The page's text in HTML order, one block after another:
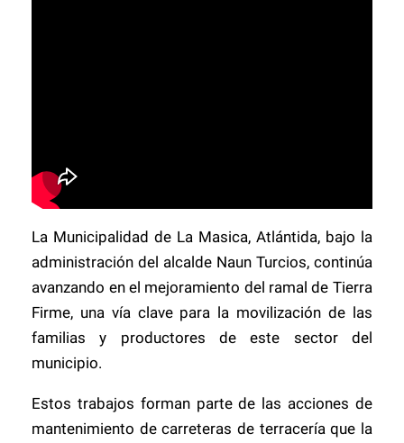
La Municipalidad de La Masica, Atlántida, bajo la
administración del alcalde Naun Turcios, continúa
avanzando en el mejoramiento del ramal de Tierra
Firme, una vía clave para la movilización de las
familias y productores de este sector del
municipio.
Estos trabajos forman parte de las acciones de
mantenimiento de carreteras de terracería que la